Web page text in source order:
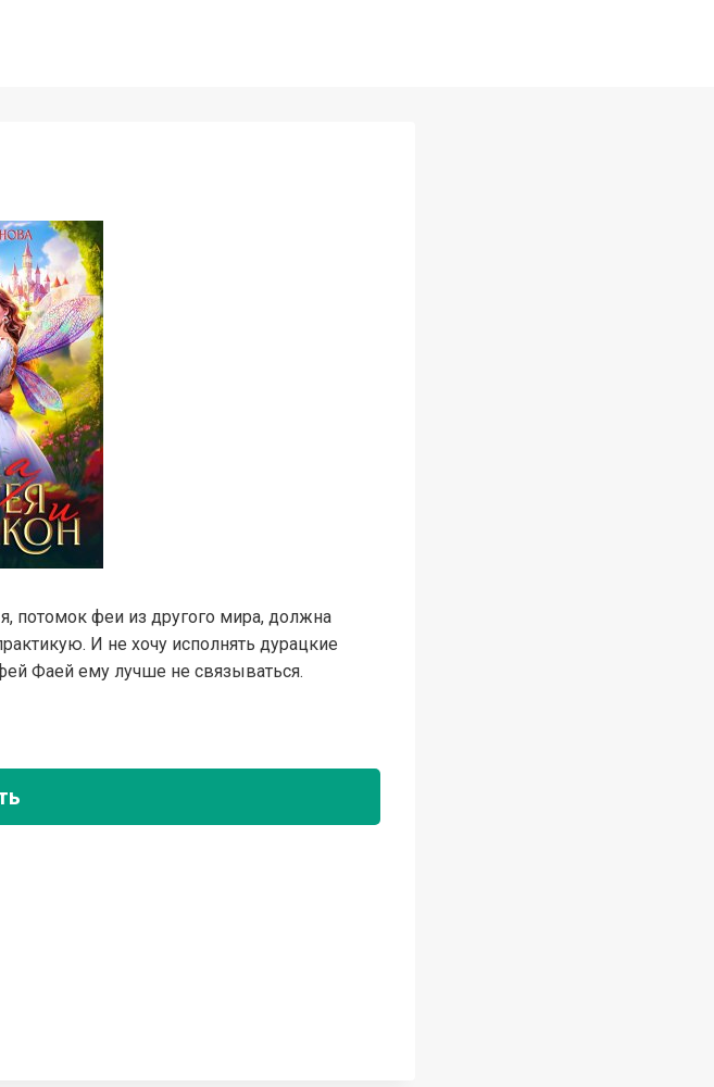
потомок феи из другого мира, должна
И не хочу исполнять дурацкие
Фаей ему лучше не связываться.